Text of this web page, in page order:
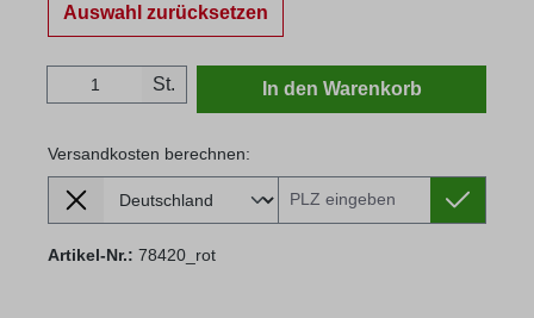
Auswahl zurücksetzen
Produkt Anzahl: Gib den gewünschten
St. In den Warenkorb
Versandkosten berechnen:
Lieferland
Versandkosten berechnen:
Artikel-Nr.: 78420_rot